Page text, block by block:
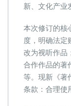
新、文化产业
本次修订的核
度，明确法定
改为视听作品
合作作品的著
等。现新《著
条款：合理使